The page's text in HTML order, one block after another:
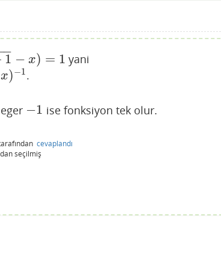
1
−
− x) = 1 yani
x)−1.
−1
−1 ise fonksiyon tek olur.
cevaplandı
seçilmiş